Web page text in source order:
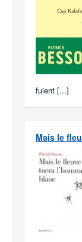
fuient [...]
Mais le